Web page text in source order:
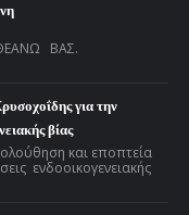
μας
ΒΑΣ.
για την
βίας
και εποπτεία
ενδοοικογενειακής